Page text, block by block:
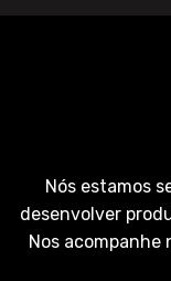
Nós estamos
desenvolver
Nos acompanhe